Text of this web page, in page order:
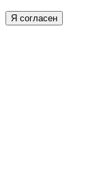
Я согласен